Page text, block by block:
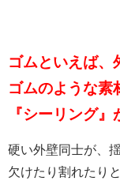
ゴムといえば、
ゴムのような素
『シーリング』
硬い外壁同士が、
欠けたり割れたり